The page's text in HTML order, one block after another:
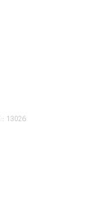
: 13026